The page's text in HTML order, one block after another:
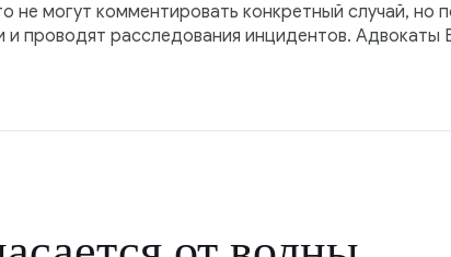
не могут комментировать конкретный случай, но
проводят расследования инцидентов. Адвокаты